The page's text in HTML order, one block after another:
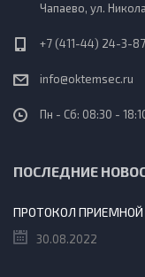
Чапаево, ул.
+7 (411-44) 24-3-87
info@oktemsec.ru
Пн - Сб: 08:30 -
ПОСЛЕДНИЕ
ПРОТОКОЛ ПРИЕМНОЙ
30.08.2022